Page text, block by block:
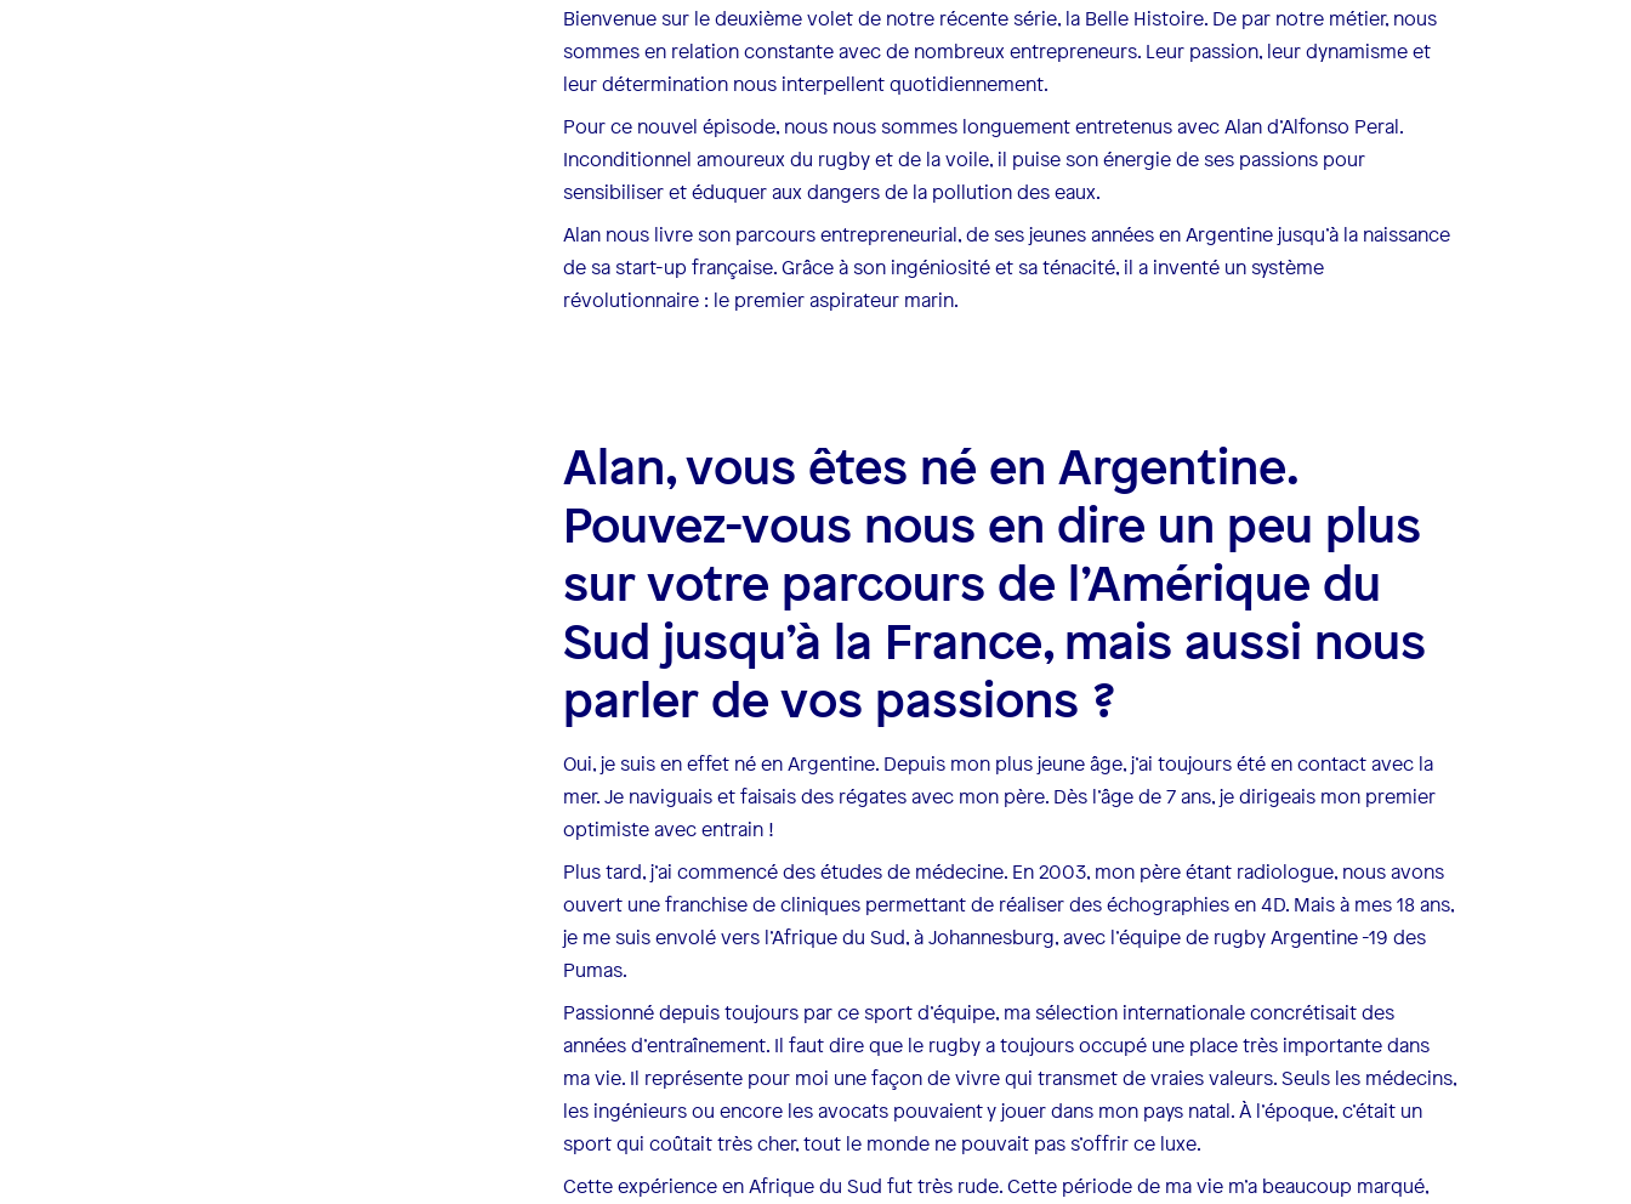
Bienvenue sur le deuxième volet de notre récente série, la Belle Histoire. De par notre métier, nous
sommes en relation constante avec de nombreux entrepreneurs. Leur passion, leur dynamisme et
leur détermination nous interpellent quotidiennement.
Pour ce nouvel épisode, nous nous sommes longuement entretenus avec Alan d’Alfonso Peral.
Inconditionnel amoureux du rugby et de la voile, il puise son énergie de ses passions pour
sensibiliser et éduquer aux dangers de la pollution des eaux.
Alan nous livre son parcours entrepreneurial, de ses jeunes années en Argentine jusqu’à la naissance
de sa start-up française. Grâce à son ingéniosité et sa ténacité, il a inventé un système
révolutionnaire : le premier aspirateur marin.
Alan, vous êtes né en Argentine.
Pouvez-vous nous en dire un peu plus
sur votre parcours de l’Amérique du
Sud jusqu’à la France, mais aussi nous
parler de vos passions ?
Oui, je suis en effet né en Argentine. Depuis mon plus jeune âge, j’ai toujours été en contact avec la
mer. Je naviguais et faisais des régates avec mon père. Dès l’âge de 7 ans, je dirigeais mon premier
optimiste avec entrain !
Plus tard, j’ai commencé des études de médecine. En 2003, mon père étant radiologue, nous avons
ouvert une franchise de cliniques permettant de réaliser des échographies en 4D. Mais à mes 18 ans,
je me suis envolé vers l’Afrique du Sud, à Johannesburg, avec l’équipe de rugby Argentine -19 des
Pumas.
Passionné depuis toujours par ce sport d’équipe, ma sélection internationale concrétisait des
années d’entraînement. Il faut dire que le rugby a toujours occupé une place très importante dans
ma vie. Il représente pour moi une façon de vivre qui transmet de vraies valeurs. Seuls les médecins,
les ingénieurs ou encore les avocats pouvaient y jouer dans mon pays natal. À l’époque, c’était un
sport qui coûtait très cher, tout le monde ne pouvait pas s’offrir ce luxe.
Cette expérience en Afrique du Sud fut très rude. Cette période de ma vie m’a beaucoup marqué,